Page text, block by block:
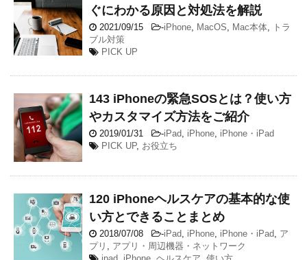
ぐにわかる原因と対処法を解説
2021/09/15 -iPhone, MacOS, Mac本体,
トラ
ブル対策
PICK UP
143 iPhoneの緊急SOSとは？使い方
やカスタマイズ方法をご紹介
2019/01/31 -iPad, iPhone, iPhone・iPad
PICK UP, お役立ち
120 iPhoneヘルスケアの基本的な使
い方とできることまとめ
2018/07/08 -iPad, iPhone, iPhone・iPad, ア
プリ , アプリ・周辺機器・ネットワーク